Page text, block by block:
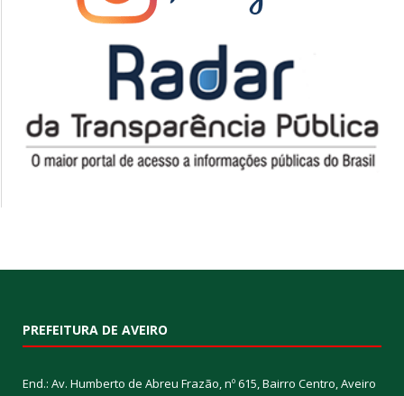
PREFEITURA DE AVEIRO
End.: Av. Humberto de Abreu Frazão, nº 615, Bairro Centro, Aveiro